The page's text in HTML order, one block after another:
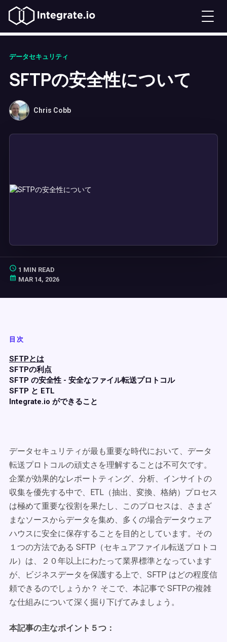
データセキュリティ
SFTPの安全性について
Chris Cobb
1 MIN READ
MAR 14, 2026
目次
SFTPとは
SFTPの利点
SFTP の安全性 - 安全なファイル転送プロトコル
SFTP と ETL
Integrate.io ができること
データセキュリティが最も重要な時代において、データ
転送プロトコルの頑丈さを理解することは不可欠です。
企業が効果的なレポートティング、分析、インサイトの
収集を優先する中で、ETL（抽出、変換、格納）プロセス
は極めて重要な役割を果たし、このプロセスは、さまざ
まなソースからデータを集め、多くの場合データウェア
ハウスに安全に保存することを目的としています。その
１つの方法である SFTP（セキュアファイル転送プロトコ
ル）は、２０年以上にわたって業界標準となっています
が、ビジネスデータを保護する上で、SFTP はどの程度信
頼できるのでしょうか？ そこで、本記事で SFTPの複雑
な仕組みについて深く掘り下げてみましょう。
本記事の主なポイント５つ：